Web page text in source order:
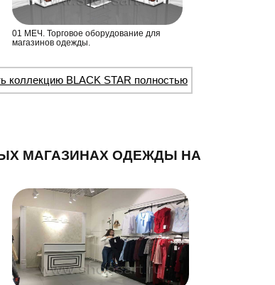
01 МЕЧ. Торговое оборудование для
магазинов одежды.
коллекцию BLACK STAR полностью
МАГАЗИНАХ ОДЕЖДЫ НА